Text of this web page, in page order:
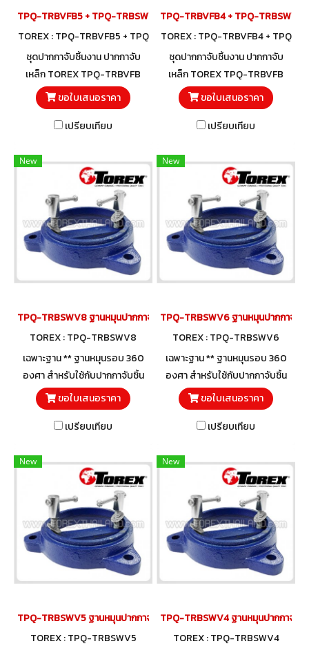
TPQ-TRBVFB5 + TPQ-TRBSWV5 ชุดปากกาจับชิ้นงาน 125 มม. (5") พร้
TOREX : TPQ-TRBVFB5 + TPQ
-TRBSWV5
ชุดปากกาจับชิ้นงาน ปากกาจับ
เหล็ก TOREX TPQ-TRBVFB
พร้อมฐานหมุนรอบ 360 องศา
TPQ-TRBSWV สำหรับใช้กับ
ปากกาจับชิ้นงาน TOREX ชุด
ขอใบเสนอราคา
เปรียบเทียบ
TPQ-TRBVFB4 + TPQ-
TOREX : TPQ-TRBVFB4 + TPQ
-TRBSWV4
ชุดปากกาจับชิ้นงาน ปากกาจับ
เหล็ก TOREX TPQ-TRBVFB
พร้อมฐานหมุนรอบ 360 องศา
TPQ-TRBSWV สำหรับใช้กับ
ปากกาจับชิ้นงาน TOREX ชุด
ขอใบเสนอราคา
เปรียบเทียบ
New
TPQ-TRBSWV8 ฐานหมุนปากกาจับชิ้นงาน 200 มม. (8")
TOREX : TPQ-TRBSWV8
เฉพาะฐาน ** ฐานหมุนรอบ 360
องศา สำหรับใช้กับปากกาจับชิ้น
งาน ปากกาจับเหล็ก TOREX
TPQ-TRBVFB Series
ขอใบเสนอราคา
เปรียบเทียบ
New
TPQ-TRBSWV6 ฐานหมุนปากกาจับ
TOREX : TPQ-TRBSWV6
เฉพาะฐาน ** ฐานหมุนรอบ 360
องศา สำหรับใช้กับปากกาจับชิ้น
งาน ปากกาจับเหล็ก TOREX
TPQ-TRBVFB Series
ขอใบเสนอราคา
เปรียบเทียบ
New
TPQ-TRBSWV5 ฐานหมุนปากกาจับชิ้นงาน 100 มม. (5")
TOREX : TPQ-TRBSWV5
New
TPQ-TRBSWV4 ฐานหมุนปากกาจับ
TOREX : TPQ-TRBSWV4